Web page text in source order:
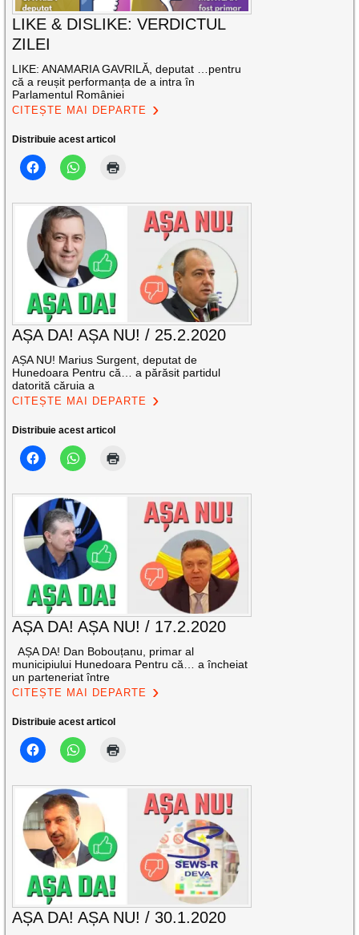
LIKE & DISLIKE: VERDICTUL
ZILEI
LIKE: ANAMARIA GAVRILĂ, deputat …pentru
că a reușit performanța de a intra în
Parlamentul României
CITEȘTE MAI DEPARTE
Distribuie acest articol
AȘA DA! AȘA NU! / 25.2.2020
AȘA NU! Marius Surgent, deputat de
Hunedoara Pentru că… a părăsit partidul
datorită căruia a
CITEȘTE MAI DEPARTE
Distribuie acest articol
AȘA DA! AȘA NU! / 17.2.2020
AȘA DA! Dan Bobouțanu, primar al
municipiului Hunedoara Pentru că… a încheiat
un parteneriat între
CITEȘTE MAI DEPARTE
Distribuie acest articol
AȘA DA! AȘA NU! / 30.1.2020